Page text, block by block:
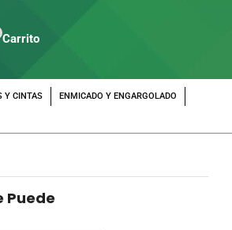
Carrito
Y CINTAS
ENMICADO Y ENGARGOLADO
Puede